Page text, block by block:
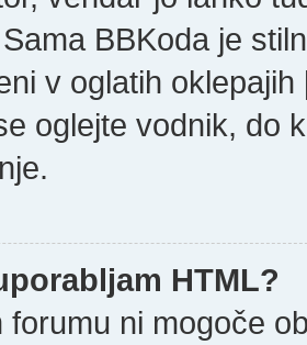
BBKoda je
v oglatih
oglejte vodnik, do
HTML?
forumu ni mogoče